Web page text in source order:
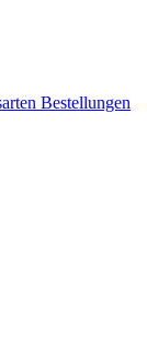
Bestellungen